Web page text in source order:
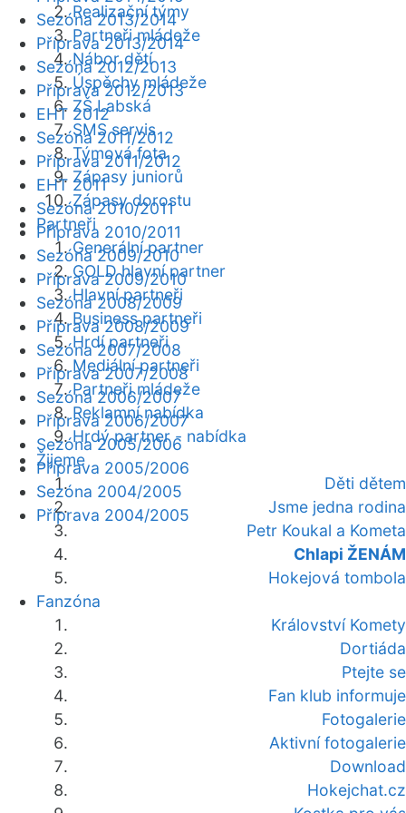
Realizační týmy
Partneři mládeže
Nábor dětí
Úspěchy mládeže
ZŠ Labská
SMS servis
Týmová fota
Zápasy juniorů
Zápasy dorostu
Partneři
Generální partner
GOLD hlavní partner
Hlavní partneři
Business partneři
Hrdí partneři
Mediální partneři
Partneři mládeže
Reklamní nabídka
Hrdý partner - nabídka
Žijeme
Děti dětem
Jsme jedna rodina
Petr Koukal a Kometa
Chlapi ŽENÁM
Hokejová tombola
Fanzóna
Království Komety
Dortiáda
Ptejte se
Fan klub informuje
Fotogalerie
Aktivní fotogalerie
Download
Hokejchat.cz
Sezóna 2013/2014
Příprava 2013/2014
Sezóna 2012/2013
Příprava 2012/2013
EHT 2012
Sezóna 2011/2012
Příprava 2011/2012
EHT 2011
Sezóna 2010/2011
Příprava 2010/2011
Sezóna 2009/2010
Příprava 2009/2010
Sezóna 2008/2009
Příprava 2008/2009
Sezóna 2007/2008
Příprava 2007/2008
Sezóna 2006/2007
Příprava 2006/2007
Sezóna 2005/2006
Příprava 2005/2006
Sezóna 2004/2005
Příprava 2004/2005